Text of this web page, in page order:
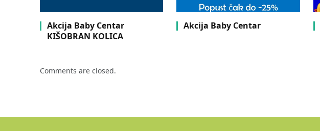
Akcija Baby Centar
KIŠOBRAN KOLICA
Akcija Baby Centar
Comments are closed.